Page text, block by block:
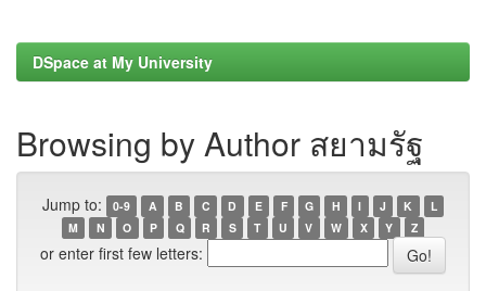
DSpace at My University
Browsing by Author สยามรัฐ
Jump to: 0-9 A B C D E F G H I J K
L
M
N O P Q R S T U V W X Y Z
or enter first few letters: